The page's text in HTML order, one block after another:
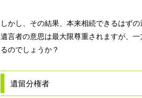
しかし、その結果、本来相続できるはず
遺言者の意思は最大限尊重されますが、
るのでしょうか？
遺留分権者